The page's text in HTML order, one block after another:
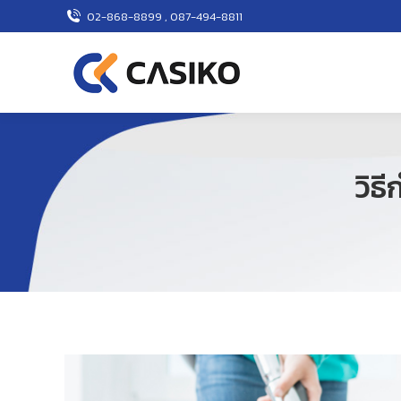
02-868-8899 , 087-494-8811
วิธี